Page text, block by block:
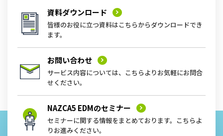
資料ダウンロード
皆様のお役に立つ資料はこちらからダウンロードでき
ます。
お問い合わせ
サービス内容については、こちらよりお気軽にお問合
せください。
NAZCA5 EDMのセミナー
セミナーに関する情報をまとめております。こちらよ
りお進みください。